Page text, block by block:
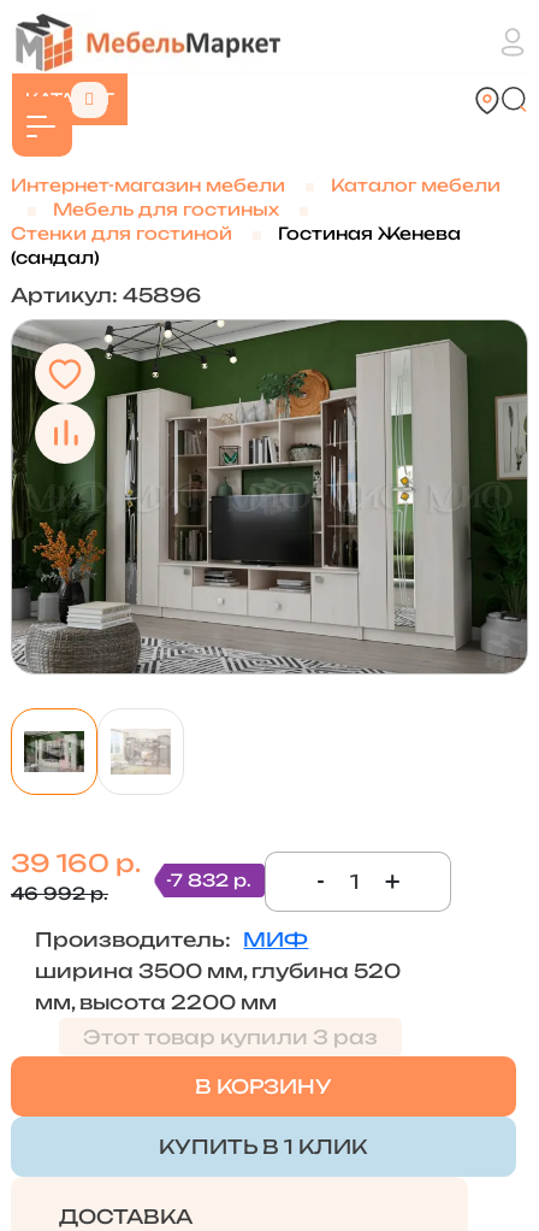
КАТАЛОГ
Интернет-магазин мебели
Каталог мебели
Мебель для гостиных
Стенки для гостиной
Гостиная Женева
(сандал)
Артикул: 45896
39 160 р.
46 992 р.
-7 832 р. - +
Производитель: МИФ
ширина 3500 мм, глубина 520
мм, высота 2200 мм
Этот товар купили 3 раз
В КОРЗИНУ
КУПИТЬ В 1 КЛИК
ДОСТАВКА